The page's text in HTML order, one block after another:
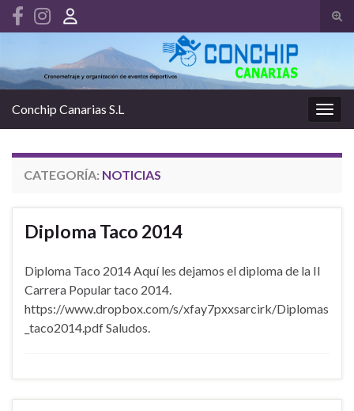
el
Search for:
la
Conchip Canarias S.L
CATEGORÍA: NOTICIAS
Diploma Taco 2014
Diploma Taco 2014 Aquí les dejamos el diploma de la II
Carrera Popular taco 2014.
https://www.dropbox.com/s/xfay7pxxsarcirk/Diplomas
_taco2014.pdf Saludos.